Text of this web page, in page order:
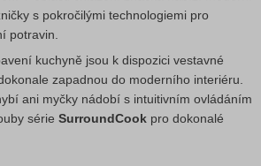
s pokročilými technologiemi pro
potravin.
kuchyně jsou k dispozici vestavné
zapadnou do moderního interiéru.
ani myčky nádobí s intuitivním ovládáním
série SurroundCook pro dokonalé